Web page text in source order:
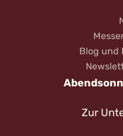
Blog und
Zur